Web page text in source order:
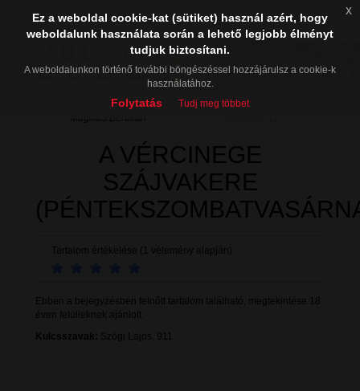
A VÉRCINEGE
SZÁJVAKERE
Tartalom értékelése (1 vélemény alapján):
Ebben a bejegyzésben felnőtt tartalom található, megtekintése 18
éven felülieknek ajánlott.
Kulcsszavak:
Szögi Lajos 911
Ez a weboldal cookie-kat (sütiket) használ azért, hogy
weboldalunk használata során a lehető legjobb élményt
tudjuk biztosítani.
A weboldalunkon történő további böngészéssel hozzájárulsz a cookie-k
használatához.
Folytatás Tudj meg többet
x